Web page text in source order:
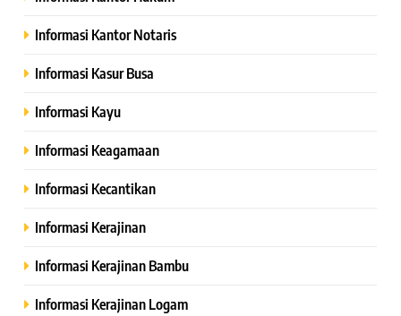
Informasi Kantor Notaris
Informasi Kasur Busa
Informasi Kayu
Informasi Keagamaan
Informasi Kecantikan
Informasi Kerajinan
Informasi Kerajinan Bambu
Informasi Kerajinan Logam